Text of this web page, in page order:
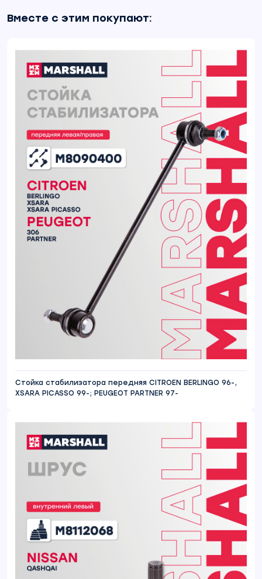
Вместе с этим покупают:
Стойка стабилизатора передняя CITROEN BERLINGO 96-,
XSARA PICASSO 99-; PEUGEOT PARTNER 97-